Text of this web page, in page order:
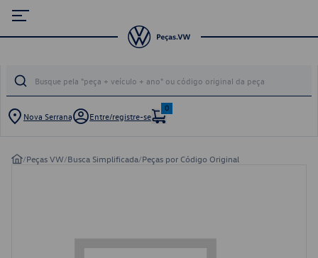
Nova Serrana Entre/registre-se
0
/Peças VW/Busca Simplificada/Peças por Código Original